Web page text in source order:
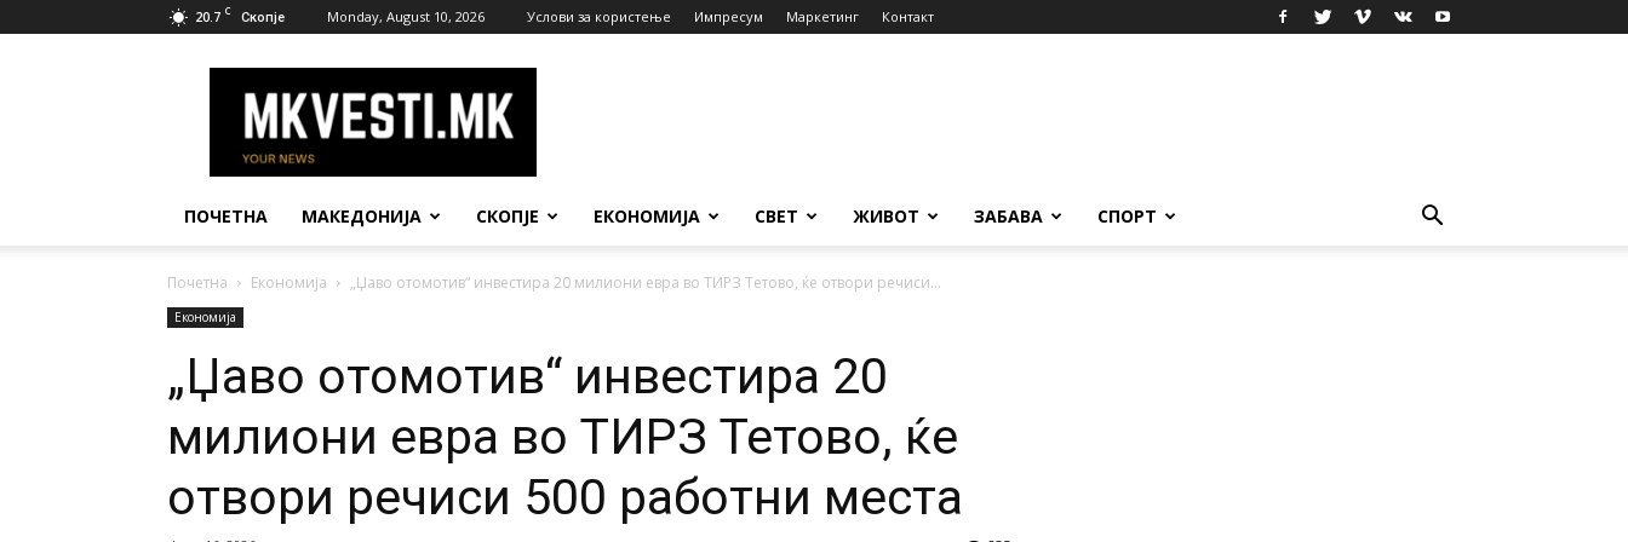
20.7 C Скопје Monday, August 10, 2026 Услови за користење Импресум Маркетинг Контакт
Вести
ПОЧЕТНА МАКЕДОНИЈА СКОПЈЕ ЕКОНОМИЈА СВЕТ ЖИВОТ ЗАБАВА СПОРТ
Почетна Економија „Џаво отомотив“ инвестира 20 милиони евра во ТИРЗ Тетово, ќе отвори речиси...
Економија
„Џаво отомотив“ инвестира 20
милиони евра во ТИРЗ Тетово, ќе
отвори речиси 500 работни места